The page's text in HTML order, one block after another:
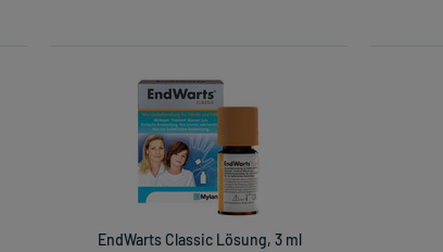
EndWarts Classic Lösung, 3 ml